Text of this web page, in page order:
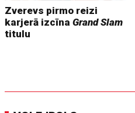
Zverevs pirmo reizi
karjerā izcīnaGrand Slam
titulu